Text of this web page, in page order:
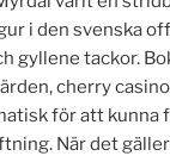
i den svenska
gyllene tackor.
cherry
för att kunna
När det